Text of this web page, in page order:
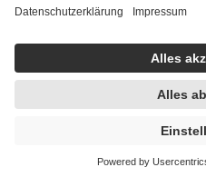
getroffen, um sicherzustellen,
https://help.etrusted.com/hc/de/
Einige Bilder und Inhalte